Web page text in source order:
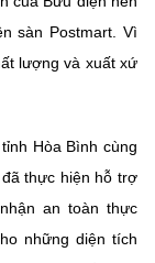
sàn Postmart. Vì
lượng và xuất xứ
Hòa Bình cùng
thực hiện hỗ trợ
an toàn thực
những diện tích